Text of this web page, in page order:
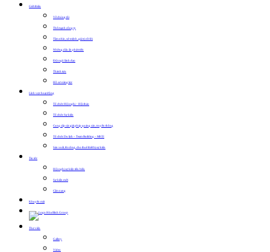
Giới thiệu
Về chúng tôi
Thế mạnh công ty
Tầm nhìn, sứ mệnh, giá trị cốt lõi
Những dấu ấn phát triển
Đội ngũ lãnh đạo
Thành tựu
Hồ sơ năng lực
Lĩnh vực hoạt động
Tổ chức Hội nghị – Hội thảo
Tổ chức Sự kiện
Cung cấp các giải pháp quảng cáo, truyền thông
Tổ chức Du lịch – Team Building – MICE
Sản xuất, thi công, cho thuê thiết bị sự kiện
Tin tức
Hội nghị sự kiện tiêu biểu
Sự kiện mới
Cẩm nang
Khuyến mãi
Thư viện
Gallery
Video